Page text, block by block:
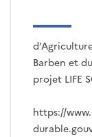
Barben et
projet LIFE
https://